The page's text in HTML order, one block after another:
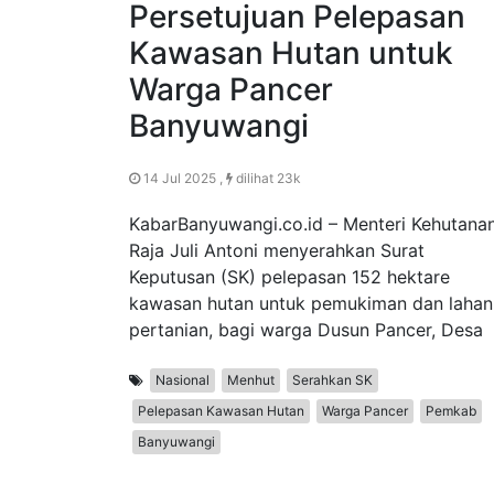
Persetujuan Pelepasan
Kawasan Hutan untuk
Warga Pancer
Banyuwangi
14 Jul 2025 , dilihat 23k
KabarBanyuwangi.co.id – Menteri
Raja Juli Antoni menyerahkan Surat
Keputusan (SK) pelepasan 152 hektare
kawasan hutan untuk pemukiman dan lahan
pertanian, bagi warga Dusun Pancer, Desa
Nasional Menhut
Serahkan SK
Pelepasan Kawasan Hutan
Warga Pancer
Pemkab
Banyuwangi